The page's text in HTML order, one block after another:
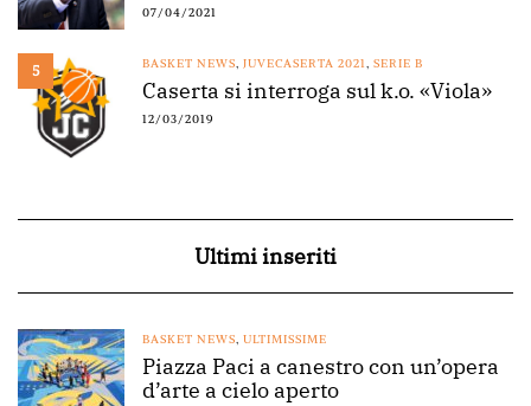
07/04/2021
5 BASKET NEWS, JUVECASERTA 2021, SERIE B
Caserta si interroga sul k.o. «Viola»
12/03/2019
Ultimi inseriti
BASKET NEWS, ULTIMISSIME
Piazza Paci a canestro con un’opera
d’arte a cielo aperto